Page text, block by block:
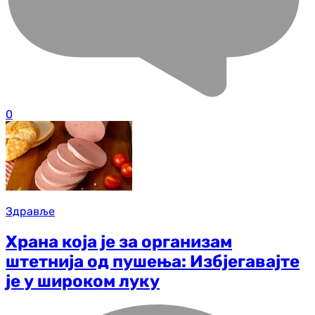
0
Здравље
Храна која је за организам
штетнија од пушења: Избјегавајте
је у широком луку